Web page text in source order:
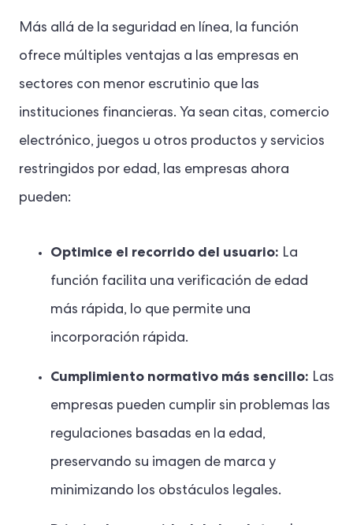
Más allá de la seguridad en línea, la función
ofrece múltiples ventajas a las empresas en
sectores con menor escrutinio que las
instituciones financieras. Ya sean citas, comercio
electrónico, juegos u otros productos y servicios
restringidos por edad, las empresas ahora
pueden:
Optimice el recorrido del usuario: La
función facilita una verificación de edad
más rápida, lo que permite una
incorporación rápida.
Cumplimiento normativo más sencillo: Las
empresas pueden cumplir sin problemas las
regulaciones basadas en la edad,
preservando su imagen de marca y
minimizando los obstáculos legales.